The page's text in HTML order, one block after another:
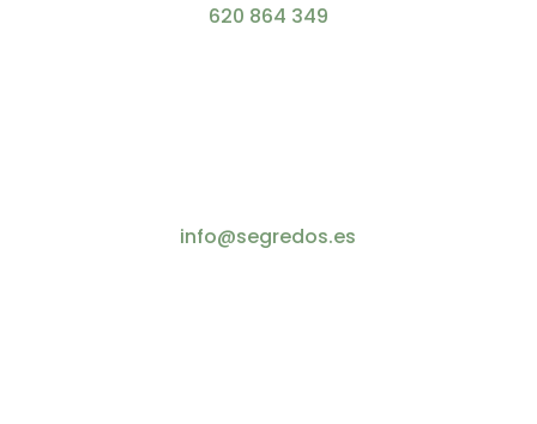
620 864 349
info@segredos.es